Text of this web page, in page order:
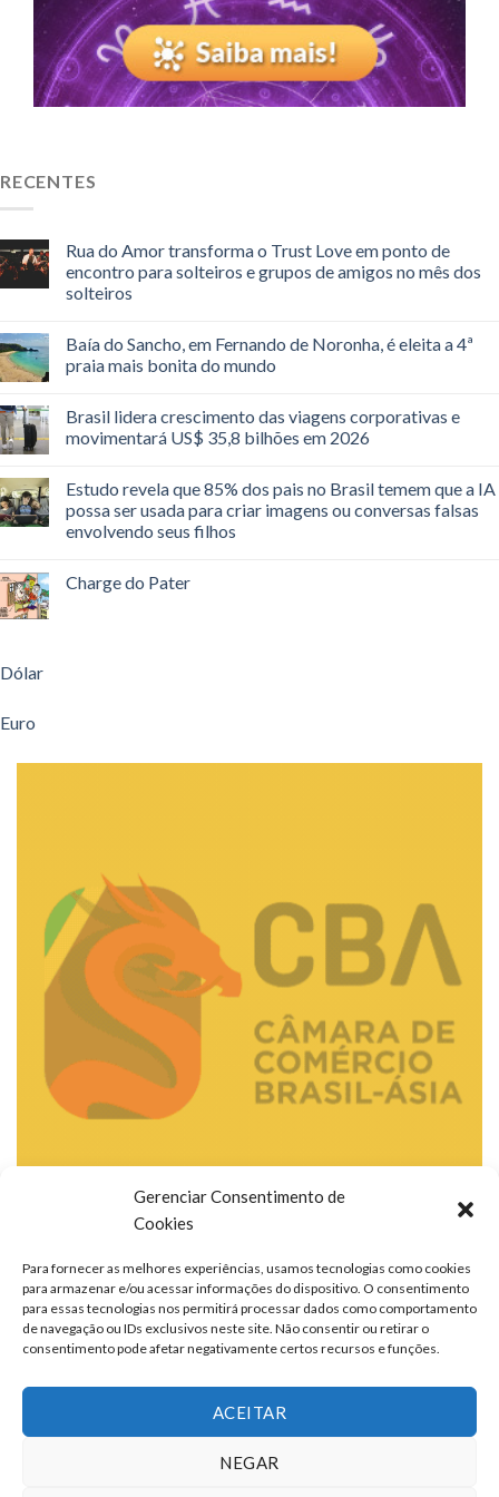
Gerenciar Consentimento de
Cookies
Para fornecer as melhores experiências, usamos tecnologias como cookies
para armazenar e/ou acessar informações do dispositivo. O consentimento
para essas tecnologias nos permitirá processar dados como comportamento
de navegação ou IDs exclusivos neste site. Não consentir ou retirar o
consentimento pode afetar negativamente certos recursos e funções.
ACEITAR
NEGAR
RECENTES
Rua do Amor transforma o Trust Love em ponto de
encontro para solteiros e grupos de amigos no mês dos
solteiros
Baía do Sancho, em Fernando de Noronha, é eleita a 4ª
praia mais bonita do mundo
Brasil lidera crescimento das viagens corporativas e
movimentará US$ 35,8 bilhões em 2026
Estudo revela que 85% dos pais no Brasil temem que a IA
possa ser usada para criar imagens ou conversas falsas
envolvendo seus filhos
Charge do Pater
Dólar
Euro